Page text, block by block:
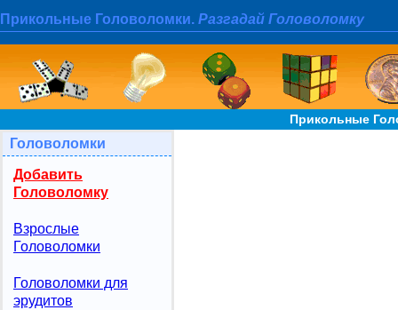
Прикольные Головоломки. Разгадай Головоломку
Прикольные
Головоломки
Добавить
Головоломку
Взрослые
Головоломки
Головоломки для
эрудитов